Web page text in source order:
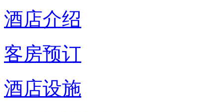
酒店介绍
客房预订
酒店设施